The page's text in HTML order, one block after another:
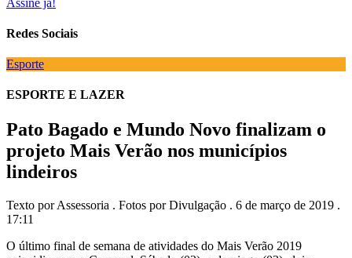
Redes Sociais
Esporte
ESPORTE E LAZER
Pato Bagado e Mundo Novo finalizam o
projeto Mais Verão nos municípios
lindeiros
Texto por Assessoria . Fotos por Divulgação . 6 de março de 2019 .
17:11
O último final de semana de atividades do Mais Verão 2019